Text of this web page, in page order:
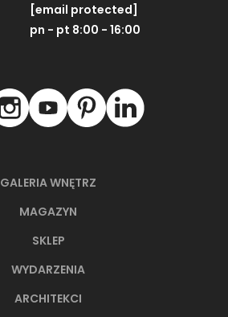
GALERIA WNĘTRZ
MAGAZYN
SKLEP
WYDARZENIA
ARCHITEKCI
[email protected]
pn - pt 8:00 - 16:00